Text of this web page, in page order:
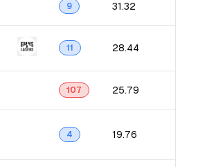
9 31.32
11 28.44
107 25.79
4 19.76